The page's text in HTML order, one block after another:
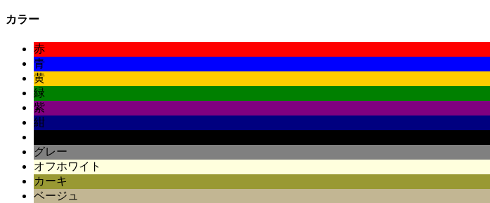
カラー
赤
青
黄
緑
紫
紺
グレー
オフホワイト
カーキ
ベージュ